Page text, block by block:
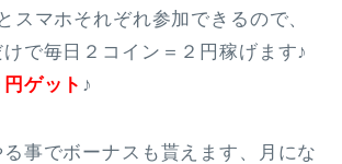
スマホそれぞれ参加できるので、
で毎日２コイン＝２円稼げます♪
円ゲット ♪
事でボーナスも貰えます、月にな